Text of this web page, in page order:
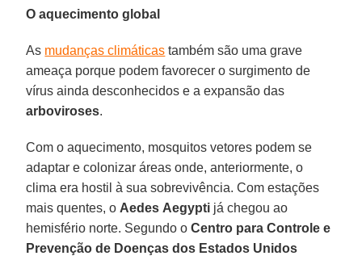
O aquecimento global
As mudanças climáticas também são uma grave
ameaça porque podem favorecer o surgimento de
vírus ainda desconhecidos e a expansão das
arboviroses.
Com o aquecimento, mosquitos vetores podem se
adaptar e colonizar áreas onde, anteriormente, o
clima era hostil à sua sobrevivência. Com estações
mais quentes, o Aedes Aegypti já chegou ao
hemisfério norte. Segundo oCentro para Controle e
Prevenção de Doenças dos Estados Unidos